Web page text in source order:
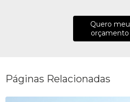
Quero meu
orçamento
Páginas Relacionadas